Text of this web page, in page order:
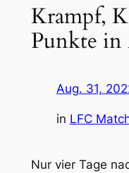
Krampf,
Punkte in
Aug. 31,
in LFC
Nur vier Tage